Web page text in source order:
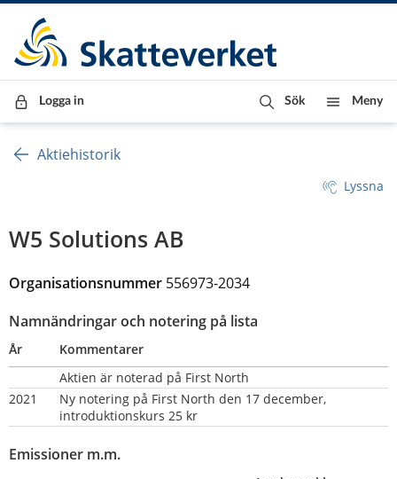
Till innehåll
Till navigationen
Till chattrobot
Logga in Sök Meny
Aktiehistorik
Lyssna
W5 Solutions AB
Organisationsnummer 556973-2034
Namnändringar och notering på lista
År
Kommentarer
Aktien är noterad på First North
2021
Ny notering på First North den 17 december,
introduktionskurs 25 kr
Emissioner m.m.